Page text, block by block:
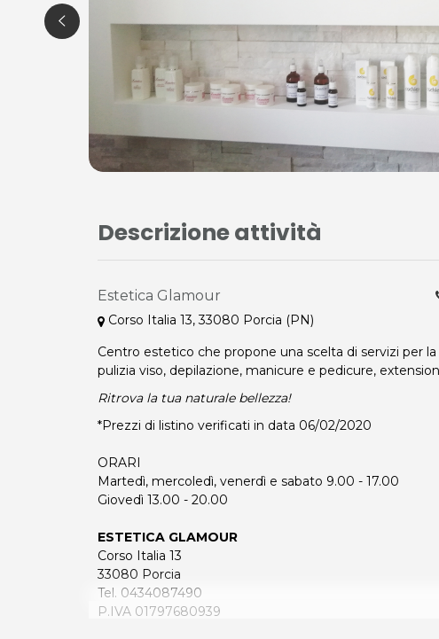
Descrizione attività
Estetica Glamour
Corso Italia 13, 33080 Porcia (PN)
Centro estetico che propone una scelta di servizi per
pulizia viso, depilazione, manicure e pedicure,
Ritrova la tua naturale bellezza!
*Prezzi di listino verificati in data 06/02/2020
ORARI
Martedì, mercoledì, venerdì e sabato 9.00 - 17.00
Giovedì 13.00 - 20.00
ESTETICA GLAMOUR
Corso Italia 13
33080 Porcia
Tel. 0434087490
P.IVA 01797680939